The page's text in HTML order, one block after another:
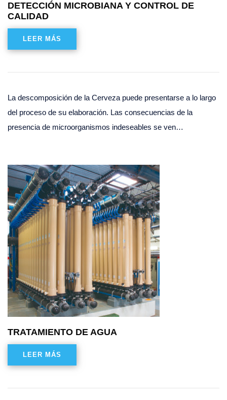
DETECCIÓN MICROBIANA Y CONTROL DE
CALIDAD
LEER MÁS
La descomposición de la Cerveza puede presentarse a lo largo
del proceso de su elaboración. Las consecuencias de la
presencia de microorganismos indeseables se ven…
TRATAMIENTO DE AGUA
LEER MÁS